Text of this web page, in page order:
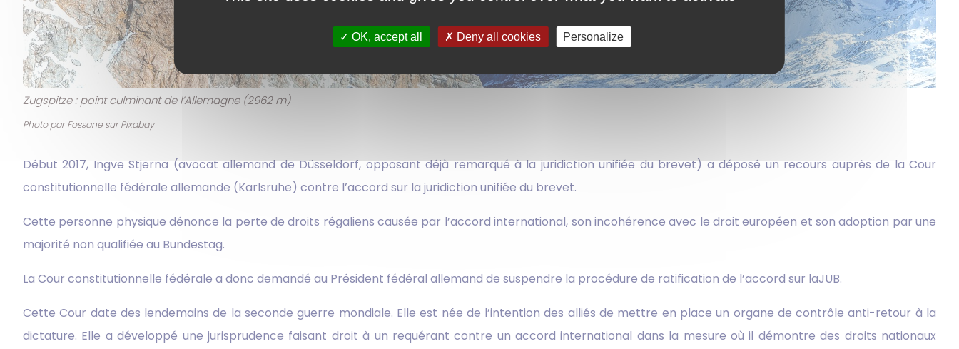
Zugspitze : point culminant de l’Allemagne (2962 m)
Photo par Fossane sur Pixabay
Début 2017, Ingve Stjerna (avocat allemand de Düsseldorf, opposant déjà remarqué à la juridiction unifiée du brevet) a déposé un recours auprès de la Cour
constitutionnelle fédérale allemande (Karlsruhe) contre l’accord sur la juridiction unifiée du brevet.
Cette personne physique dénonce la perte de droits régaliens causée par l’accord international, son incohérence avec le droit européen et son adoption par une
majorité non qualifiée au Bundestag.
La Cour constitutionnelle fédérale a donc demandé au Président fédéral allemand de suspendre la procédure de ratification de l’accord sur laJUB.
Cette Cour date des lendemains de la seconde guerre mondiale. Elle est née de l’intention des alliés de mettre en place un organe de contrôle anti-retour à la
dictature. Elle a développé une jurisprudence faisant droit à un requérant contre un accord international dans la mesure où il démontre des droits nationaux
OK, accept all Deny all cookies Personalize